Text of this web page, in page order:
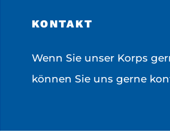
KONTAKT
Wenn Sie unser Korps
können Sie uns gerne